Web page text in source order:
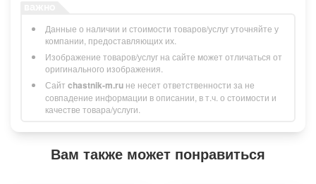
Данные о наличии и стоимости товаров/услуг уточняйте у
компании, предоставляющих их.
Изображение товаров/услуг на сайте может отличаться от
оригинального изображения.
Сайт chastnik-m.ru не несет ответственности за не
совпадение информации в описании, в т.ч. о стоимости и
качестве товара/услуги.
Вам также может понравиться